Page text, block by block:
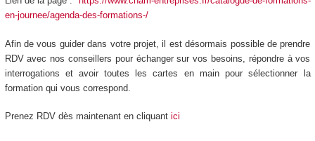
en-journee/agenda-des-formations-/
Afin de vous guider dans votre projet, il est désormais possible de prendre
RDV avec nos conseillers pour échanger sur vos besoins, répondre à vos
interrogations et avoir toutes les cartes en main pour sélectionner la
formation qui vous correspond.
Prenez RDV dès maintenant en cliquantici